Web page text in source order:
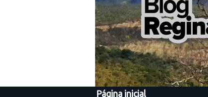
Página inicial